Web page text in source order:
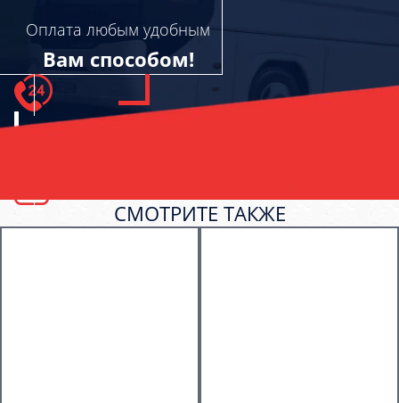
Оплата любым удобным
Вам способом!
СМОТРИТЕ ТАКЖЕ